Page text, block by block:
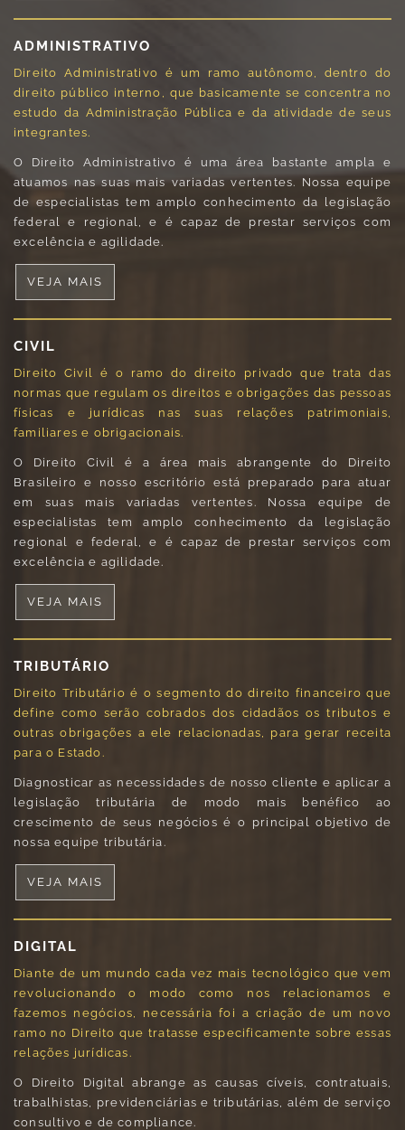
ADMINISTRATIVO
Direito Administrativo é um ramo autônomo, dentro do
direito público interno, que basicamente se concentra no
estudo da Administração Pública e da atividade de seus
integrantes.
O Direito Administrativo é uma área bastante ampla e
atuamos nas suas mais variadas vertentes. Nossa equipe
de especialistas tem amplo conhecimento da legislação
federal e regional, e é capaz de prestar serviços com
excelência e agilidade.
VEJA MAIS
CIVIL
Direito Civil é o ramo do direito privado que trata das
normas que regulam os direitos e obrigações das pessoas
físicas e jurídicas nas suas relações patrimoniais,
familiares e obrigacionais.
O Direito Civil é a área mais abrangente do Direito
Brasileiro e nosso escritório está preparado para atuar
em suas mais variadas vertentes. Nossa equipe de
especialistas tem amplo conhecimento da legislação
regional e federal, e é capaz de prestar serviços com
excelência e agilidade.
VEJA MAIS
TRIBUTÁRIO
Direito Tributário é o segmento do direito financeiro que
define como serão cobrados dos cidadãos os tributos e
outras obrigações a ele relacionadas, para gerar receita
para o Estado.
Diagnosticar as necessidades de nosso cliente e aplicar a
legislação tributária de modo mais benéfico ao
crescimento de seus negócios é o principal objetivo de
nossa equipe tributária.
VEJA MAIS
DIGITAL
Diante de um mundo cada vez mais tecnológico que vem
revolucionando o modo como nos relacionamos e
fazemos negócios, necessária foi a criação de um novo
ramo no Direito que tratasse especificamente sobre essas
relações jurídicas.
O Direito Digital abrange as causas cíveis, contratuais,
trabalhistas, previdenciárias e tributárias, além de serviço
consultivo e de compliance.